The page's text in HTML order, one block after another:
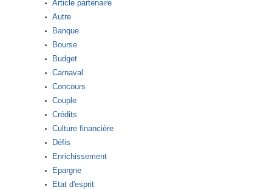
Article partenaire
Autre
Banque
Bourse
Budget
Carnaval
Concours
Couple
Crédits
Culture financière
Défis
Enrichissement
Epargne
Etat d'esprit